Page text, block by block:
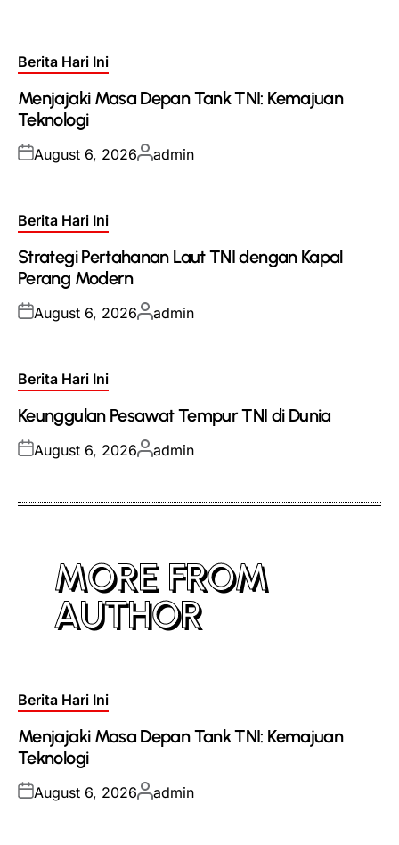
Posted
Berita Hari Ini
Menjajaki Masa Depan Tank TNI: Kemajuan
Teknologi
Posted
August 6, 2026Posted
admin
Posted
Berita Hari Ini
Strategi Pertahanan Laut TNI dengan Kapal
Perang Modern
Posted
August 6, 2026Posted
admin
Posted
Berita Hari Ini
Keunggulan Pesawat Tempur TNI di Dunia
Posted
August 6, 2026Posted
admin
MORE FROM
AUTHOR
Posted
Berita Hari Ini
Menjajaki Masa Depan Tank TNI: Kemajuan
Teknologi
Posted
August 6, 2026Posted
admin